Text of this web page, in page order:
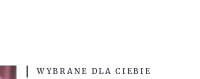
WYBRANE DLA CIEBIE